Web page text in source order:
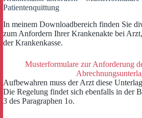
Patientenquittung
In meinem Downloadbereich finden Sie
zum Anfordern Ihrer Krankenakte bei
der Krankenkasse.
Musterformulare zur Anforderung
Aufbewahren muss der Arzt diese
Die Regelung findet sich ebenfalls in der
3 des Paragraphen 1o.